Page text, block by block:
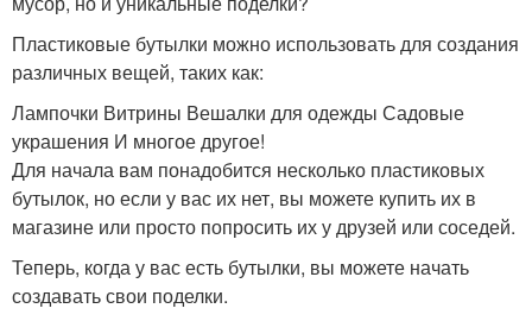
Пластиковые бутылки можно использовать для создания
различных вещей, таких как:
Лампочки Витрины Вешалки для одежды Садовые
украшения И многое другое!
Для начала вам понадобится несколько пластиковых
бутылок, но если у вас их нет, вы можете купить их в
магазине или просто попросить их у друзей или соседей.
Теперь, когда у вас есть бутылки, вы можете начать
создавать свои поделки.